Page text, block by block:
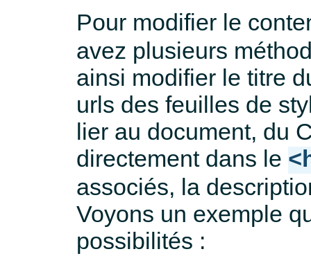
Pour modifier le
avez plusieurs
ainsi modifier le titre
urls des feuilles de
lier au document, du
directement dans le
associés, la
Voyons un exemple
possibilités :